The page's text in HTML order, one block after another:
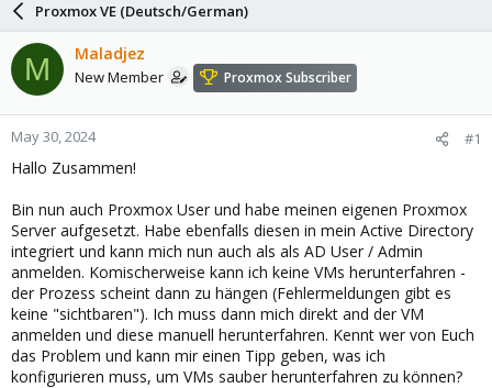
d
s
t
a
r
t
e
r
d
a
t
Proxmox VE (Deutsch/German)
M Maladjez
New Member Proxmox Subscriber
May 30, 2024 #1
Hallo Zusammen!
Bin nun auch Proxmox User und habe meinen eigenen Proxmox
Server aufgesetzt. Habe ebenfalls diesen in mein Active Directory
integriert und kann mich nun auch als als AD User / Admin
anmelden. Komischerweise kann ich keine VMs herunterfahren -
der Prozess scheint dann zu hängen (Fehlermeldungen gibt es
keine "sichtbaren"). Ich muss dann mich direkt and der VM
anmelden und diese manuell herunterfahren. Kennt wer von Euch
das Problem und kann mir einen Tipp geben, was ich
konfigurieren muss, um VMs sauber herunterfahren zu können?